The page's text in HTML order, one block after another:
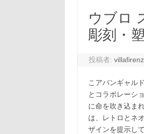
ウブロ
彫刻・
投稿者:
こアバンギャル
とコラボレーシ
に命を吹き込ま
は、レトロとネ
ザインを提示し